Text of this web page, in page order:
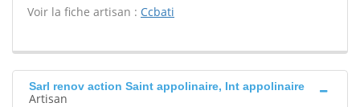
Voir la fiche artisan : Ccbati
Sarl renov action Saint appolinaire, Int appolinaire
Artisan